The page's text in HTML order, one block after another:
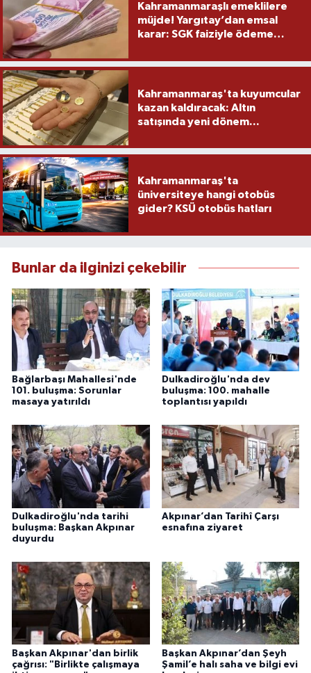
Kahramanmaraşlı emeklilere
müjde! Yargıtay’dan emsal
karar: SGK faiziyle ödeme
Kahramanmaraş'ta kuyumcular
kazan kaldıracak: Altın
satışında yeni dönem...
Kahramanmaraş'ta
üniversiteye hangi otobüs
gider? KSÜ otobüs hatları
Bunlar da ilginizi çekebilir
Bağlarbaşı Mahallesi'nde
101. buluşma: Sorunlar
masaya yatırıldı
Dulkadiroğlu'nda dev
buluşma: 100. mahalle
toplantısı yapıldı
Dulkadiroğlu'nda tarihi
buluşma: Başkan Akpınar
duyurdu
Akpınar’dan Tarihî Çarşı
esnafına ziyaret
Başkan Akpınar'dan birlik
çağrısı: "Birlikte çalışmaya
Başkan Akpınar’dan Şeyh
Şamil’e halı saha ve bilgi evi